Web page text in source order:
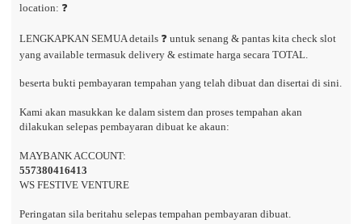
location: ❓
LENGKAPKAN SEMUA details ❓ untuk senang & pantas kita check slot
yang available termasuk delivery & estimate harga secara TOTAL.
beserta bukti pembayaran tempahan yang telah dibuat dan disertai di sini.
Kami akan masukkan ke dalam sistem dan proses tempahan akan
dilakukan selepas pembayaran dibuat ke akaun:
MAYBANK ACCOUNT:
557380416413
WS FESTIVE VENTURE
Peringatan sila beritahu selepas tempahan pembayaran dibuat.